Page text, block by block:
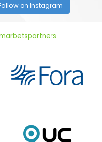
on Instagram